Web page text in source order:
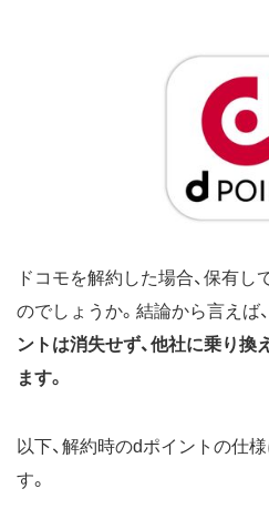
ドコモを解約した場合、保有
のでしょうか。結論から言えば、
ントは消失せず、他社に乗り換
ます。
以下、解約時のdポイントの仕
す。